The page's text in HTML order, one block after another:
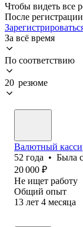
Чтобы видеть все
После
За всё время
По соответствию
20 резюме
Валютный
52 года • Была
20 000 ₽
Не ищет работу
Общий опыт
13 лет 4 месяца